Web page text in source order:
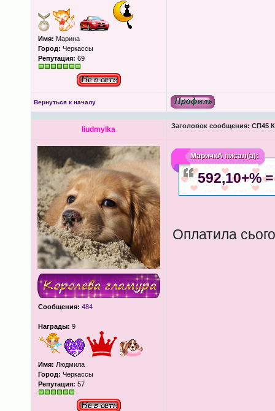
Имя: Марина
Город: Черкассы
Репутация: 69
Вернуться к началу
liudmylka Заголовок сообщения: СП45
Сообщения: 484
Награды: 9
Имя: Людмила
Город: Черкассы
Репутация: 57
МаричкАписал(а):
592,10+%
Оплатила